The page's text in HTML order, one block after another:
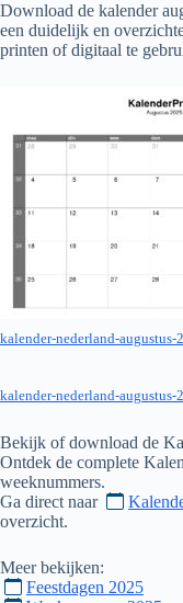
Download de kalender
een duidelijk en
printen of digitaal te
kalender-nederland-augustus-
kalender-nederland-augustus-
Bekijk of download de
Ontdek de complete
weeknummers.
Ga direct naar
overzicht.
Meer bekijken:
Feestdagen 2025